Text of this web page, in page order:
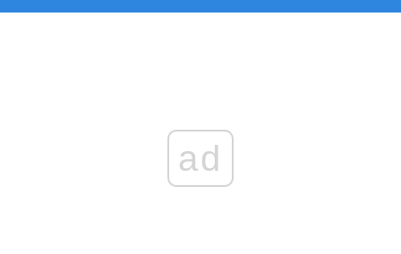
ad